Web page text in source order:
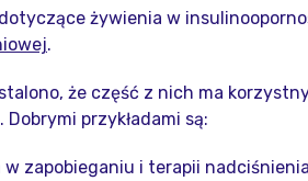
żywienia w
.
że część z nich ma
przykładami są:
w zapobieganiu i terapii